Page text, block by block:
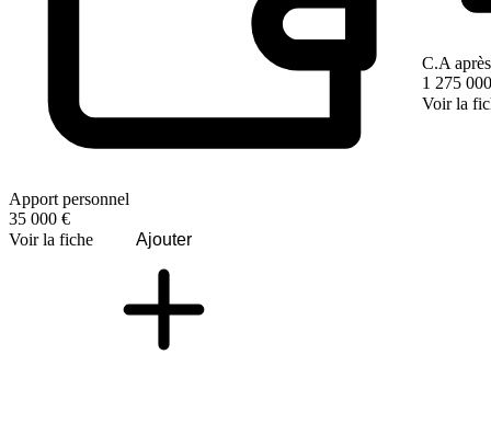
Apport personnel
35 000 €
Voir la fiche
Ajouter
C.A
1 275
Voir la